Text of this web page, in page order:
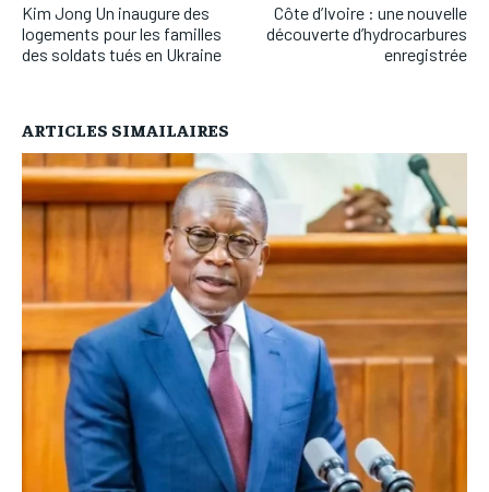
Kim Jong Un inaugure des
logements pour les familles
des soldats tués en Ukraine
Côte d’Ivoire : une nouvelle
découverte d’hydrocarbures
enregistrée
ARTICLES SIMAILAIRES